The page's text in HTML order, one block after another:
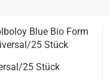
Blue Bio Form
25 Stück
25 Stück